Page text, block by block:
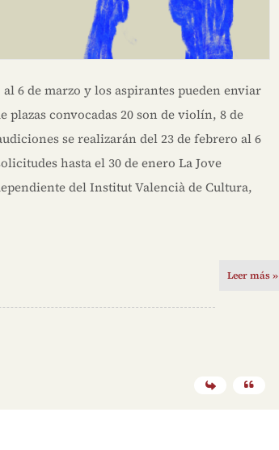
6 de marzo y los aspirantes pueden enviar
plazas convocadas 20 son de violín, 8 de
se realizarán del 23 de febrero al 6
hasta el 30 de enero La Jove
del Institut Valencià de Cultura,
Leer más »